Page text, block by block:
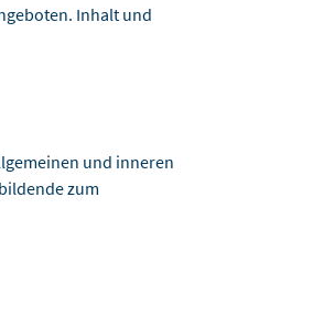
Inhalt und
und inneren
zum